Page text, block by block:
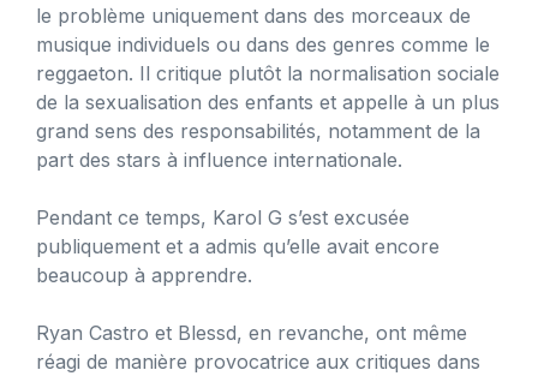
le problème uniquement dans des morceaux de
musique individuels ou dans des genres comme le
reggaeton. Il critique plutôt la normalisation sociale
de la sexualisation des enfants et appelle à un plus
grand sens des responsabilités, notamment de la
part des stars à influence internationale.
Pendant ce temps, Karol G s’est excusée
publiquement et a admis qu’elle avait encore
beaucoup à apprendre.
Ryan Castro et Blessd, en revanche, ont même
réagi de manière provocatrice aux critiques dans